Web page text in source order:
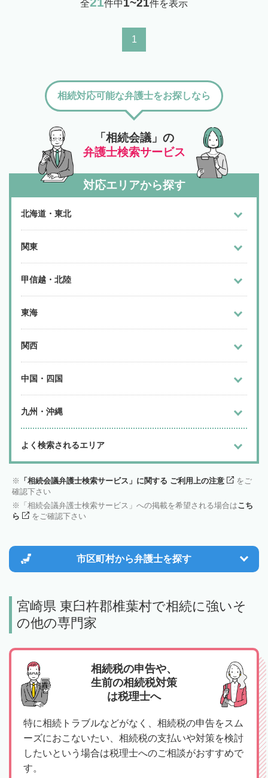
全 件中 件を表示
1
「相続会議」の
弁護士検索サービス
相続対応可能な弁護士をお探しなら
対応エリアから探す
北海道・東北
関東
甲信越・北陸
東海
関西
中国・四国
九州・沖縄
よく検索されるエリア
「相続会議弁護士検索サービス」に関する ご利用上の注意
をご
確認下さい
「相続会議弁護士検索サービス」への掲載を希望される場合はこち
ら
をご確認下さい
市区町村から弁護士を探す
宮崎県 東臼杵郡椎葉村で相続に強いそ
の他の専門家
相続税の申告や、
生前の相続税対策
は税理士へ
特に相続トラブルなどがなく、相続税の申告をスム
ーズにおこないたい、相続税の支払いや対策を検討
したいという場合は税理士へのご相談がおすすめで
す。